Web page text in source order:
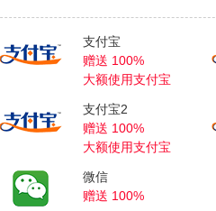
支付宝
赠送 100%
大额使用支付宝
支付宝2
赠送 100%
大额使用支付宝
微信
赠送 100%